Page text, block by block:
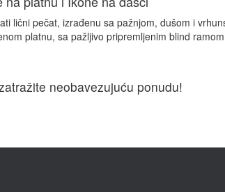
lični pečat, izrađenu sa pažnjom, dušom i
platnu, sa pažljivo pripremljenim blind
neobavezujuću ponudu!